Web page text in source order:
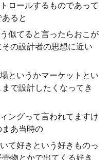
ロールするものであって
ると
似てると言ったらおこが
の設計者の思想に近い
というかマーケットとい
で設計したくなってき
ングって言われてますけ
あ当時の
て好きという好きものっ
物とかで出てくる好き